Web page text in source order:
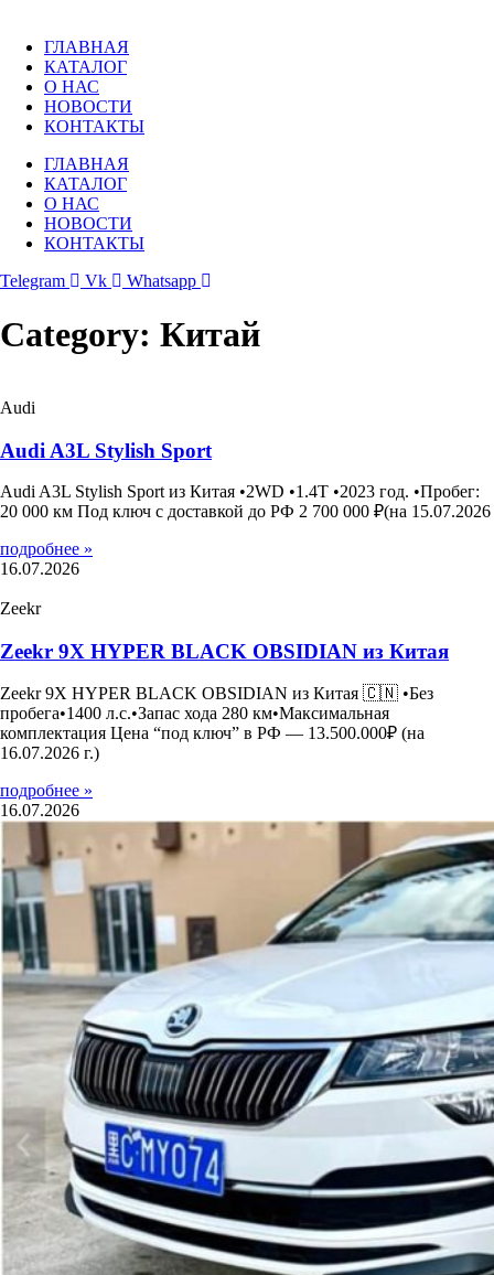
содержимому
ГЛАВНАЯ
КАТАЛОГ
О НАС
НОВОСТИ
КОНТАКТЫ
ГЛАВНАЯ
КАТАЛОГ
О НАС
НОВОСТИ
КОНТАКТЫ
Telegram
Vk Whatsapp
Category: Китай
Audi
Audi A3L Stylish Sport
Audi A3L Stylish Sport из Китая •2WD •1.4T •2023 год. •Пробег:
20 000 км Под ключ с доставкой до РФ 2 700 000 ₽(на 15.07.2026
подробнее »
16.07.2026
Zeekr
Zeekr 9X HYPER BLACK OBSIDIAN из Китая
Zeekr 9X HYPER BLACK OBSIDIAN из Китая 🇨🇳 •Без
пробега•1400 л.с.•Запас хода 280 км•Максимальная
комплектация Цена “под ключ” в РФ — 13.500.000₽ (на
16.07.2026 г.)
подробнее »
16.07.2026